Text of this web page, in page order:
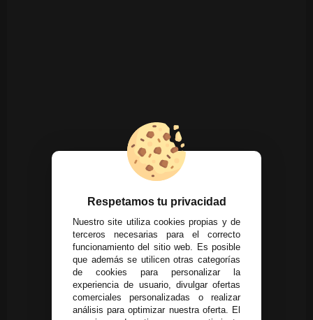
Respetamos tu privacidad
Nuestro site utiliza cookies propias y de
terceros necesarias para el correcto
funcionamiento del sitio web. Es posible
que además se utilicen otras categorías
de cookies para personalizar la
experiencia de usuario, divulgar ofertas
comerciales personalizadas o realizar
análisis para optimizar nuestra oferta. El